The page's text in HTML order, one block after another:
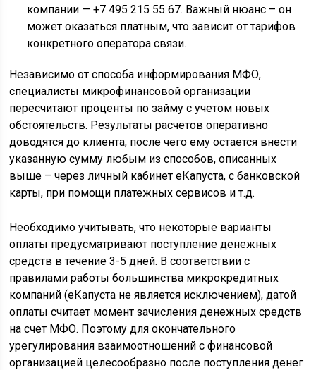
компании — +7 495 215 55 67. Важный нюанс – он
может оказаться платным, что зависит от тарифов
конкретного оператора связи.
Независимо от способа информирования МФО,
специалисты микрофинансовой организации
пересчитают проценты по займу с учетом новых
обстоятельств. Результаты расчетов оперативно
доводятся до клиента, после чего ему остается внести
указанную сумму любым из способов, описанных
выше – через личный кабинет еКапуста, с банковской
карты, при помощи платежных сервисов и т.д.
Необходимо учитывать, что некоторые варианты
оплаты предусматривают поступление денежных
средств в течение 3-5 дней. В соответствии с
правилами работы большинства микрокредитных
компаний (еКапуста не является исключением), датой
оплаты считает момент зачисления денежных средств
на счет МФО. Поэтому для окончательного
урегулирования взаимоотношений с финансовой
организацией целесообразно после поступления денег